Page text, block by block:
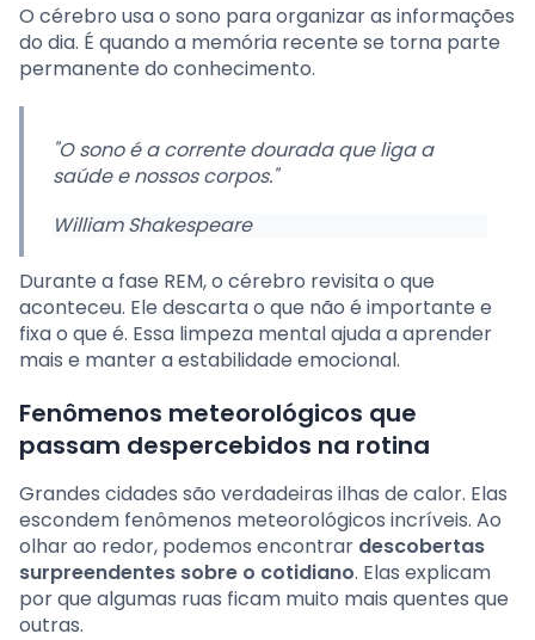
O cérebro usa o sono para organizar as informações
do dia. É quando a memória recente se torna parte
permanente do conhecimento.
"O sono é a corrente dourada que liga a
saúde e nossos corpos."
William Shakespeare
Durante a fase REM, o cérebro revisita o que
aconteceu. Ele descarta o que não é importante e
fixa o que é. Essa limpeza mental ajuda a aprender
mais e manter a estabilidade emocional.
Fenômenos meteorológicos que
passam despercebidos na rotina
Grandes cidades são verdadeiras ilhas de calor. Elas
escondem fenômenos meteorológicos incríveis. Ao
olhar ao redor, podemos encontrar descobertas
surpreendentes sobre o cotidiano. Elas explicam
por que algumas ruas ficam muito mais quentes que
outras.